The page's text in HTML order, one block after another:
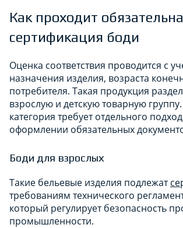
Как проходит
сертификация боди
Оценка соответствия проводится с
назначения изделия, возраста
потребителя. Такая продукция
взрослую и детскую товарную
категория требует отдельного
оформлении обязательных
Боди для взрослых
Такие бельевые изделия подлежат
требованиям технического
который регулирует безопасность
промышленности.